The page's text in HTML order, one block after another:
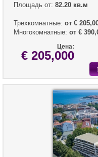
Площадь от: 82.20 кв.м
Трехкомнатные: от €
Многокомнатные: от €
Цена:
€ 205,000